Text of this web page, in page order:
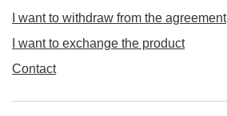
I want to withdraw from the agreement
I want to exchange the product
Contact